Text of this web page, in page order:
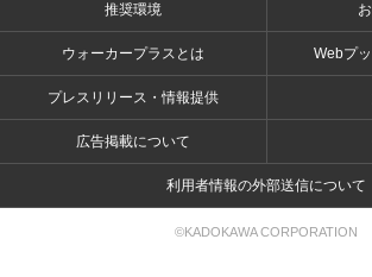
推奨環境
ウォーカープラスとは Webプ
プレスリリース・情報提供
広告掲載について
利用者情報の外部送信について
©KADOKAWA CORPORATION